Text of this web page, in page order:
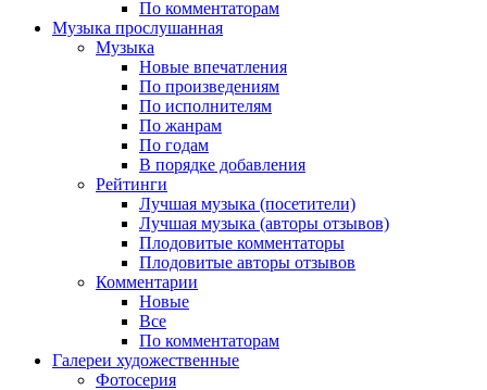
По комментаторам
Музыка прослушанная
Музыка
Новые впечатления
По произведениям
По исполнителям
По жанрам
По годам
В порядке добавления
Рейтинги
Лучшая музыка (посетители)
Лучшая музыка (авторы отзывов)
Плодовитые комментаторы
Плодовитые авторы отзывов
Комментарии
Новые
Все
По комментаторам
Галереи художественные
Фотосерия